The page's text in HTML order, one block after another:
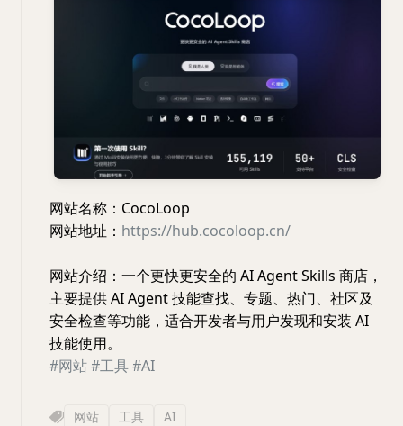
网站名称：CocoLoop
网站地址： https://hub.cocoloop.cn/
网站介绍：一个更快更安全的 AI Agent Skills 商店，
主要提供 AI Agent 技能查找、专题、热门、社区及
安全检查等功能，适合开发者与用户发现和安装 AI
技能使用。
#网站#工具#AI
网站 工具 AI